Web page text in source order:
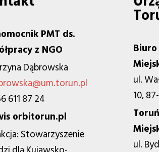
PMT ds.
z NGO
Dąbrowska
611 87 24
orbitorun.pl
Stowarzyszenie
ul.
10,
ul.